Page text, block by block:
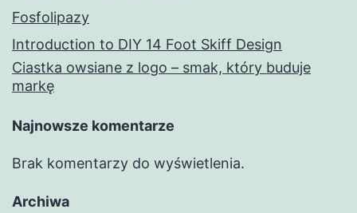
Fosfolipazy
Introduction to DIY 14 Foot Skiff Design
Ciastka owsiane z logo – smak, który buduje
markę
Najnowsze komentarze
Brak komentarzy do wyświetlenia.
Archiwa